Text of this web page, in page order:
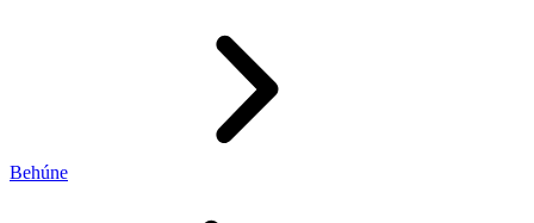
Behúne